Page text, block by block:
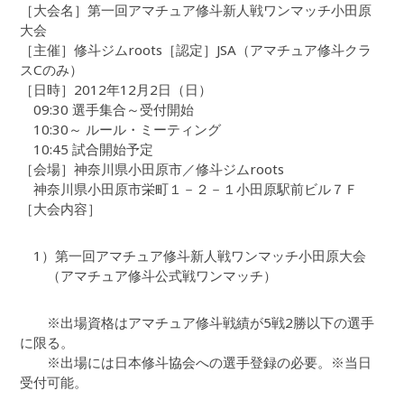
［大会名］第一回アマチュア修斗新人戦ワンマッチ小田原
大会
［主催］修斗ジムroots［認定］JSA（アマチュア修斗クラ
スCのみ）
［日時］2012年12月2日（日）
09:30 選手集合～受付開始
10:30～ ルール・ミーティング
10:45 試合開始予定
［会場］神奈川県小田原市／修斗ジムroots
神奈川県小田原市栄町１－２－１小田原駅前ビル７Ｆ
［大会内容］
1）第一回アマチュア修斗新人戦ワンマッチ小田原大会
（アマチュア修斗公式戦ワンマッチ）
※出場資格はアマチュア修斗戦績が5戦2勝以下の選手
に限る。
※出場には日本修斗協会への選手登録の必要。※当日
受付可能。